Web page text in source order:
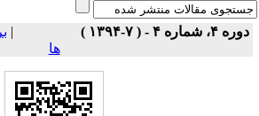
دوره ۴، شماره ۴ - ( ۷-۱۳۹۴ )
ها